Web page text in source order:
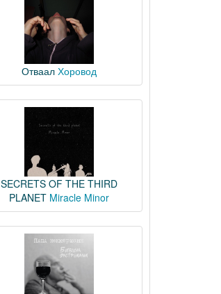
Отваал Хоровод
SECRETS OF THE THIRD
PLANET Miracle Minor